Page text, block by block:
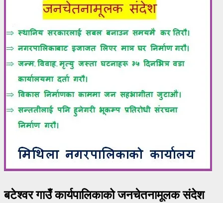
बटेश्वर गाउँ कार्यपालिकाको जनचेतनामूलक संदेश